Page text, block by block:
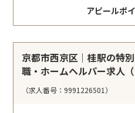
アピールポ
京都市西京区｜桂駅の特
職・ホームヘルパー求人（
（求人番号：9991226501）